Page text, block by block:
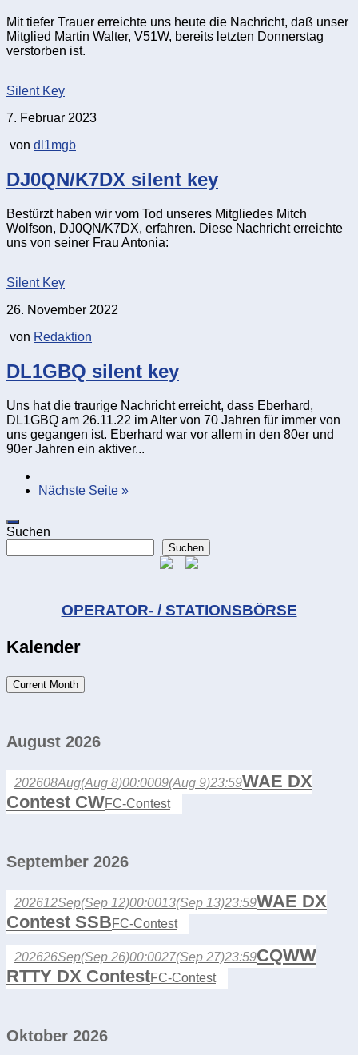
Mit tiefer Trauer erreichte uns heute die Nachricht, daß unser
Mitglied Martin Walter, V51W, bereits letzten Donnerstag
verstorben ist.
Silent Key
7. Februar 2023
von dl1mgb
DJ0QN/K7DX silent key
Bestürzt haben wir vom Tod unseres Mitgliedes Mitch
Wolfson, DJ0QN/K7DX, erfahren. Diese Nachricht erreichte
uns von seiner Frau Antonia:
Silent Key
26. November 2022
von Redaktion
DL1GBQ silent key
Uns hat die traurige Nachricht erreicht, dass Eberhard,
DL1GBQ am 26.11.22 im Alter von 70 Jahren für immer von
uns gegangen ist. Eberhard war vor allem in den 80er und
90er Jahren ein aktiver...
Nächste Seite »
Suchen
Suchen
OPERATOR- / STATIONSBÖRSE
Kalender
Current Month
August 2026
202608Aug(Aug 8)00:0009(Aug 9)23:59WAE DX
Contest CWFC-Contest
September 2026
202612Sep(Sep 12)00:0013(Sep 13)23:59WAE DX
Contest SSBFC-Contest
202626Sep(Sep 26)00:0027(Sep 27)23:59CQWW
RTTY DX ContestFC-Contest
Oktober 2026